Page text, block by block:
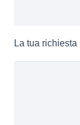
La tua richiesta